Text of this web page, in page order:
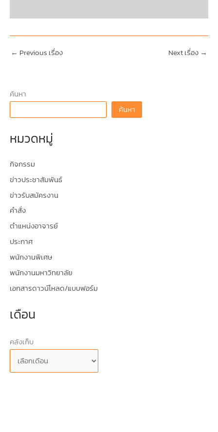
← Previous เรื่อง Next เรื่อง →
ค้นหา
ค้นหา
หมวดหมู่
กิจกรรม
ข่าวประชาสัมพันธ์
ข่าวรับสมัครงาน
คำสั่ง
ตำแหน่งอาจารย์
ประกาศ
พนักงานพิเศษ
พนักงานมหาวิทยาลัย
เอกสารดาวน์โหลด/แบบฟอร์ม
เดือน
คลังเก็บ